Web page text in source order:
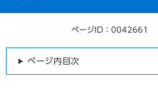
ページID：0042661
ページ内目次